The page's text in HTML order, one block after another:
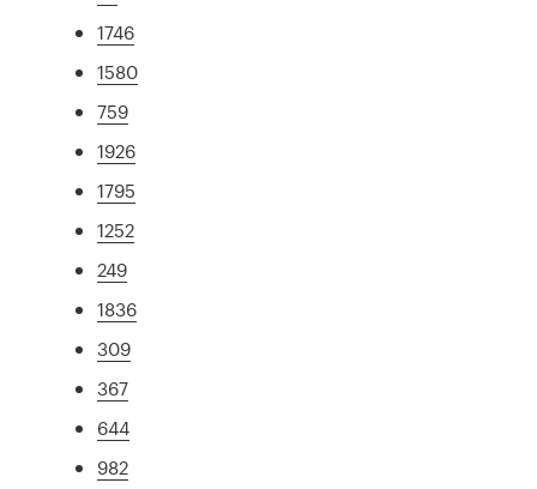
1746
1580
759
1926
1795
1252
249
1836
309
367
644
982